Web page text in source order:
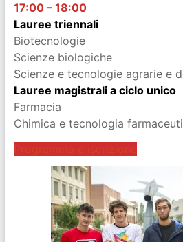
17:00 – 18:00
Lauree triennali
Biotecnologie
Scienze biologiche
Scienze e tecnologie agrarie e
Lauree magistrali a ciclo unico
Farmacia
Chimica e tecnologia